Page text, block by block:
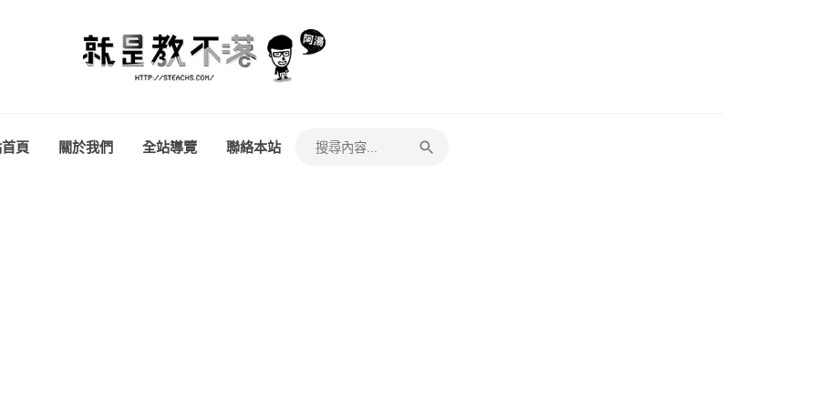
頁 關於我們 全站導覽 聯絡本站